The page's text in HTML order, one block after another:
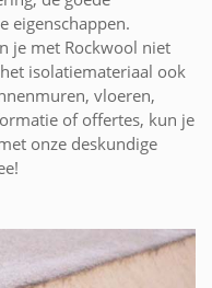
eigenschappen.
je met Rockwool niet
isolatiemateriaal ook
vloeren,
of offertes, kun je
onze deskundige